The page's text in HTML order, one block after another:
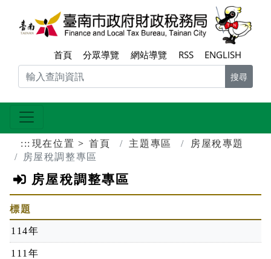
跳到主要內容區塊
首頁 分眾導覽 網站導覽 RSS ENGLISH
搜尋
::: 現在位置 首頁 主題專區
房屋稅專題
房屋稅調整專區
房屋稅調整專區
標題
114年
111年